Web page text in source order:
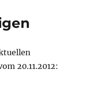
20.11.2012: